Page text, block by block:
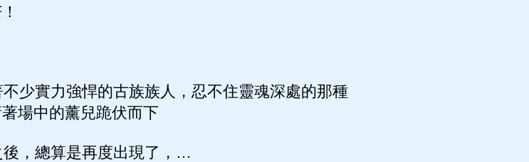
少實力強悍的古族族人，忍不住靈魂深處的那種
場中的薰兒跪伏而下
，總算是再度出現了，…